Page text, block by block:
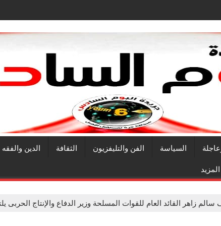
السياسة الفن والتليفزيون الثقافة الدين والفقه
المزيد
زاهر القائد العام للقوات المسلحة وزير الدفاع والإنتاج